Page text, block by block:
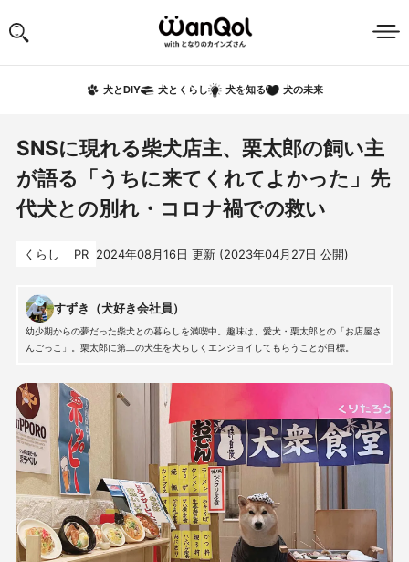
犬とDIY 犬とくらし 犬を知る 犬の未来
SNSに現れる柴犬店主、栗太郎の飼い主
が語る「うちに来てくれてよかった」先
代犬との別れ・コロナ禍での救い
くらし PR 2024年08月16日 更新 (2023年04月27日 公開)
すずき（犬好き会社員）
幼少期からの夢だった柴犬との暮らしを満喫中。趣味は、愛犬・栗太郎との「お店屋さ
んごっこ」。栗太郎に第二の犬生を犬らしくエンジョイしてもらうことが目標。